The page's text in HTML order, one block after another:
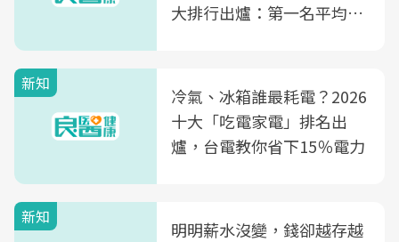
大排行出爐：第一名平均一
新知
冷氣、冰箱誰最耗電？2026
十大「吃電家電」排名出
爐，台電教你省下15％電力
新知
明明薪水沒變，錢卻越存越